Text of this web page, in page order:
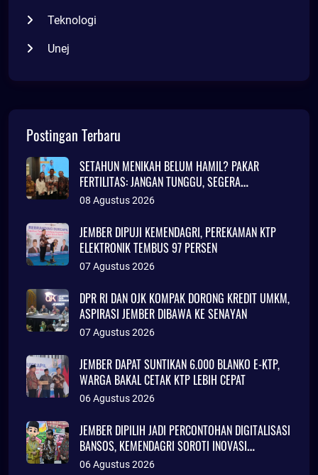
Teknologi
Unej
Postingan Terbaru
SETAHUN MENIKAH BELUM HAMIL? PAKAR
FERTILITAS: JANGAN TUNGGU, SEGERA
KONSULTASI
08 Agustus 2026
JEMBER DIPUJI KEMENDAGRI, PEREKAMAN KTP
ELEKTRONIK TEMBUS 97 PERSEN
07 Agustus 2026
DPR RI DAN OJK KOMPAK DORONG KREDIT UMKM,
ASPIRASI JEMBER DIBAWA KE SENAYAN
07 Agustus 2026
JEMBER DAPAT SUNTIKAN 6.000 BLANKO E-KTP,
WARGA BAKAL CETAK KTP LEBIH CEPAT
06 Agustus 2026
JEMBER DIPILIH JADI PERCONTOHAN DIGITALISASI
BANSOS, KEMENDAGRI SOROTI INOVASI
ADMINDUK
06 Agustus 2026